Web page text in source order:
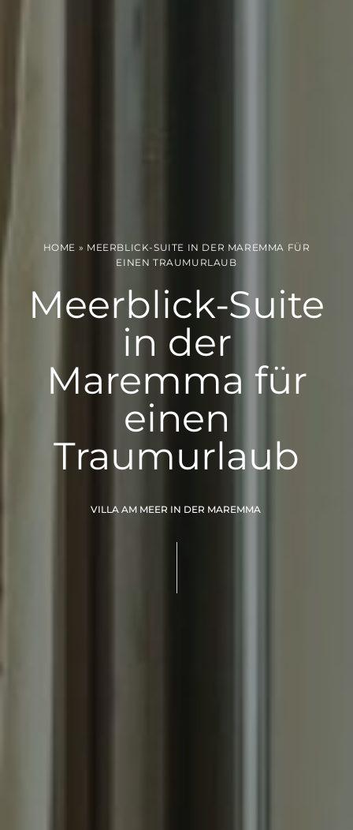
HOME » MEERBLICK-SUITE IN DER MAREMMA FÜR
EINEN TRAUMURLAUB
Meerblick-Suite
in der
Maremma für
einen
Traumurlaub
VILLA AM MEER IN DER MAREMMA